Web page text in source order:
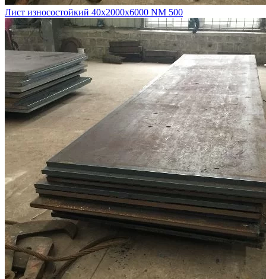
Лист износостойкий 40х2000х6000 NM 500